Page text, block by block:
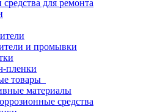
для ремонта
и промывки
пленки
товары
материалы
средства